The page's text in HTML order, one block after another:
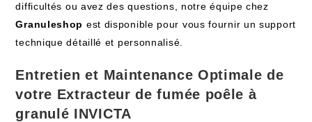
difficultés ou avez des questions, notre équipe chez
Granuleshop est disponible pour vous fournir un support
technique détaillé et personnalisé.
Entretien et Maintenance Optimale de
votre Extracteur de fumée poêle à
granulé INVICTA